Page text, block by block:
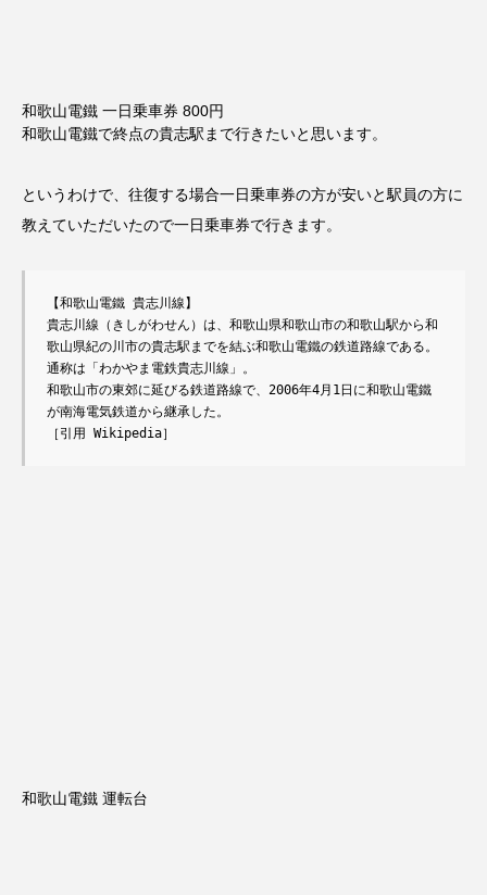
和歌山電鐵 一日乗車券 800円
和歌山電鐵で終点の貴志駅まで行きたいと思います。
というわけで、往復する場合一日乗車券の方が安いと駅員の方に
教えていただいたので一日乗車券で行きます。
【和歌山電鐵 貴志川線】
貴志川線（きしがわせん）は、和歌山県和歌山市の和歌山駅から和
歌山県紀の川市の貴志駅までを結ぶ和歌山電鐵の鉄道路線である。
通称は「わかやま電鉄貴志川線」。
和歌山市の東郊に延びる鉄道路線で、2006年4月1日に和歌山電鐵
が南海電気鉄道から継承した。
［引用 Wikipedia］
和歌山電鐵 運転台